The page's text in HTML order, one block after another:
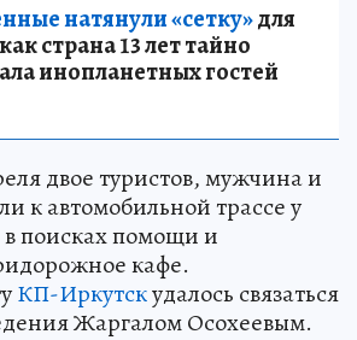
натянули «сетку»для
страна 13 лет тайно
инопланетных гостей
двое туристов, мужчина и
к автомобильной трассе у
поисках помощи и
кафе.
КП-Иркутскудалось связаться
Жаргалом Осохеевым.